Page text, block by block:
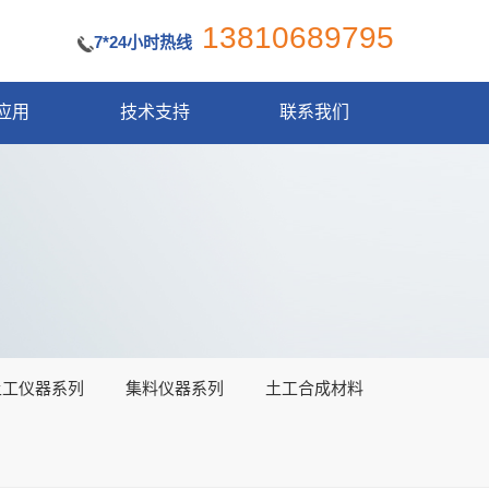
7*24小时热线 13810689795
用 技术支持 联系我们
仪器系列 集料仪器系列 土工合成材料